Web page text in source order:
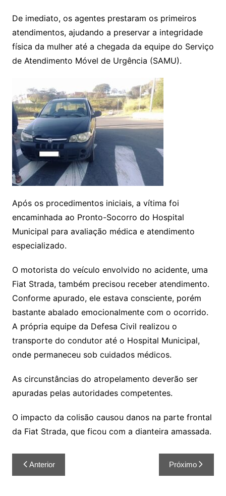
De imediato, os agentes prestaram os primeiros
atendimentos, ajudando a preservar a integridade
física da mulher até a chegada da equipe do Serviço
de Atendimento Móvel de Urgência (SAMU).
Após os procedimentos iniciais, a vítima foi
encaminhada ao Pronto-Socorro do Hospital
Municipal para avaliação médica e atendimento
especializado.
O motorista do veículo envolvido no acidente, uma
Fiat Strada, também precisou receber atendimento.
Conforme apurado, ele estava consciente, porém
bastante abalado emocionalmente com o ocorrido.
A própria equipe da Defesa Civil realizou o
transporte do condutor até o Hospital Municipal,
onde permaneceu sob cuidados médicos.
As circunstâncias do atropelamento deverão ser
apuradas pelas autoridades competentes.
O impacto da colisão causou danos na parte frontal
da Fiat Strada, que ficou com a dianteira amassada.
Anterior Próximo